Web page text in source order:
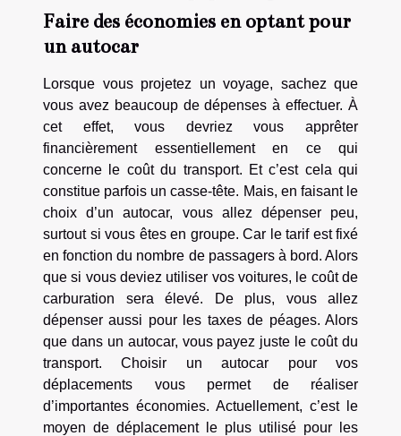
Faire des économies en optant pour
un autocar
Lorsque vous projetez un voyage, sachez que
vous avez beaucoup de dépenses à effectuer. À
cet effet, vous devriez vous apprêter
financièrement essentiellement en ce qui
concerne le coût du transport. Et c’est cela qui
constitue parfois un casse-tête. Mais, en faisant le
choix d’un autocar, vous allez dépenser peu,
surtout si vous êtes en groupe. Car le tarif est fixé
en fonction du nombre de passagers à bord. Alors
que si vous deviez utiliser vos voitures, le coût de
carburation sera élevé. De plus, vous allez
dépenser aussi pour les taxes de péages. Alors
que dans un autocar, vous payez juste le coût du
transport. Choisir un autocar pour vos
déplacements vous permet de réaliser
d’importantes économies. Actuellement, c’est le
moyen de déplacement le plus utilisé pour les